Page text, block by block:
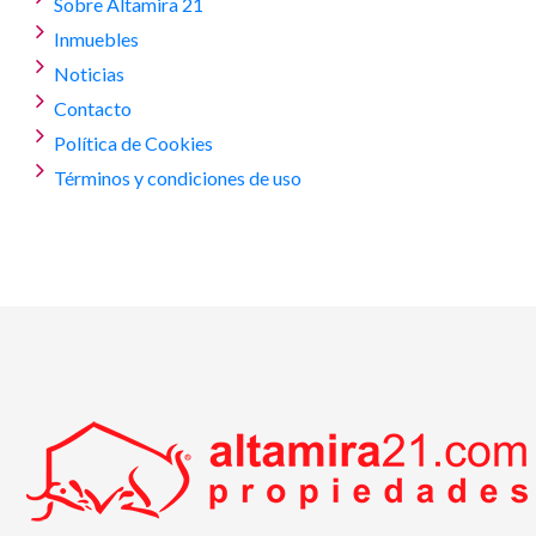
Inmuebles
Noticias
Contacto
Política de Cookies
Términos y condiciones de uso